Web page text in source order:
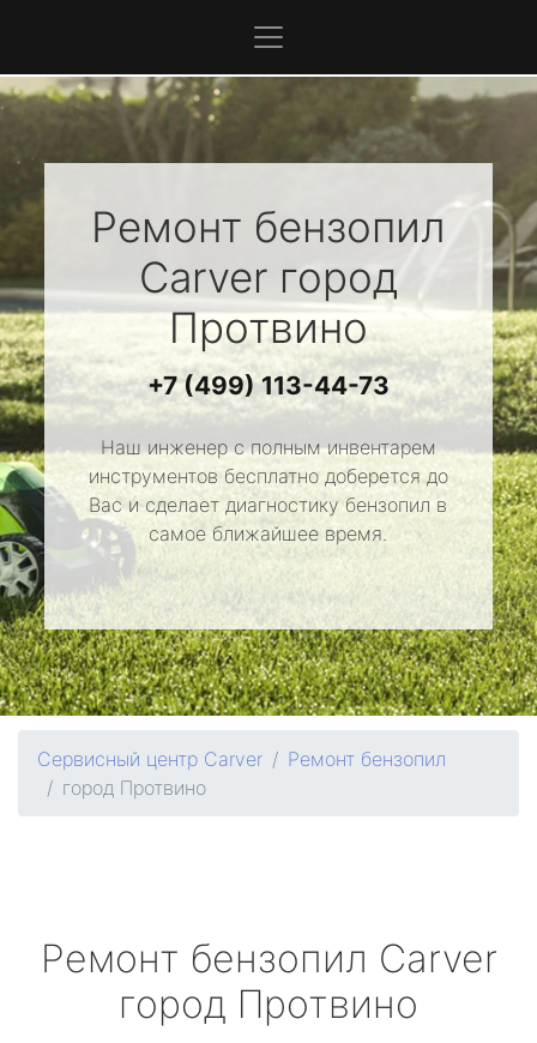
Ремонт бензопил
Carverгород
Протвино
+7 (499) 113-44-73
Наш инженер с полным инвентарем
инструментов бесплатно доберется до
Вас и сделает диагностику бензопил в
самое ближайшее время.
Сервисный центр Carver
Ремонт бензопил
город Протвино
Ремонт бензопил Carver
город Протвино